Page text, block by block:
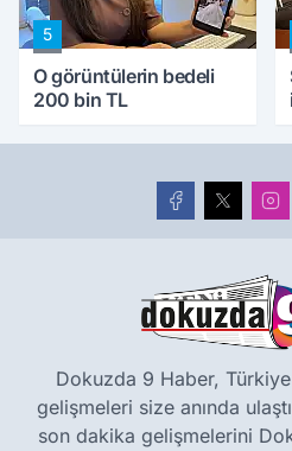
5
O görüntülerin bedeli
200 bin TL
Dokuzda 9 Haber,
gelişmeleri size anında
son dakika gelişmelerini